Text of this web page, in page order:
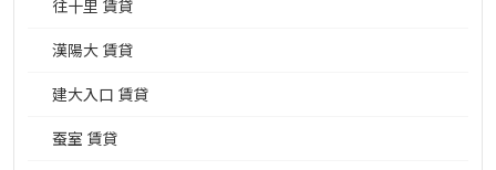
往十里 賃貸
漢陽大 賃貸
建大入口 賃貸
蚕室 賃貸